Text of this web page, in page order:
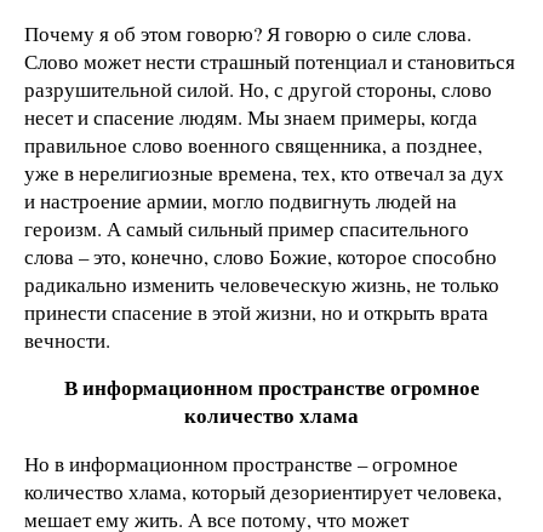
Почему я об этом говорю? Я говорю о силе слова.
Слово может нести страшный потенциал и становиться
разрушительной силой. Но, с другой стороны, слово
несет и спасение людям. Мы знаем примеры, когда
правильное слово военного священника, а позднее,
уже в нерелигиозные времена, тех, кто отвечал за дух
и настроение армии, могло подвигнуть людей на
героизм. А самый сильный пример спасительного
слова – это, конечно, слово Божие, которое способно
радикально изменить человеческую жизнь, не только
принести спасение в этой жизни, но и открыть врата
вечности.
В информационном пространстве огромное
количество хлама
Но в информационном пространстве – огромное
количество хлама, который дезориентирует человека,
мешает ему жить. А все потому, что может